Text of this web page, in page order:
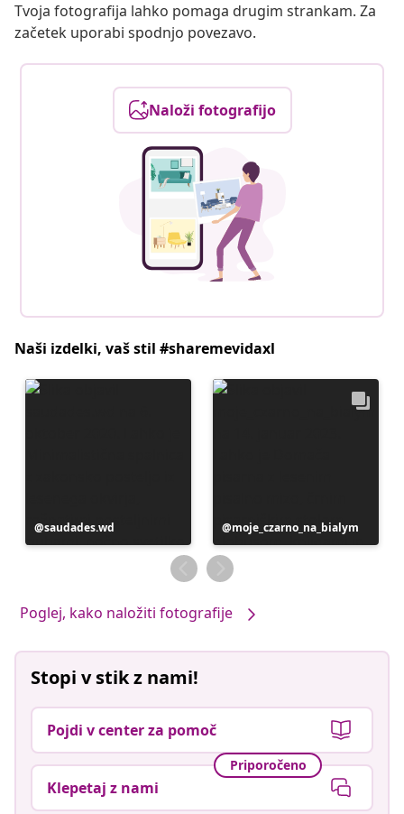
Tvoja fotografija lahko pomaga drugim strankam. Za
začetek uporabi spodnjo povezavo.
Naloži fotografijo
Naši izdelki, vaš stil #sharemevidaxl
Objavo
je
saudades.wd
Objavo
je
objavil
moje_czarno_na_bialym
Poglej, kako naložiti fotografije
Stopi v stik z nami!
Pojdi v center za pomoč
Priporočeno
Klepetaj z nami